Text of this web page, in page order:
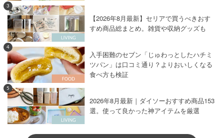
3
【2026年8月最新】セリアで買うべきおす
すめ商品総まとめ。雑貨や収納グッズも
4
入手困難のセブン「じゅわっとしたハチミ
ツパン」は口コミ通り？よりおいしくなる
食べ方も検証
5
2026年8月最新｜ダイソーおすすめ商品153
選。使って良かった神アイテムを厳選